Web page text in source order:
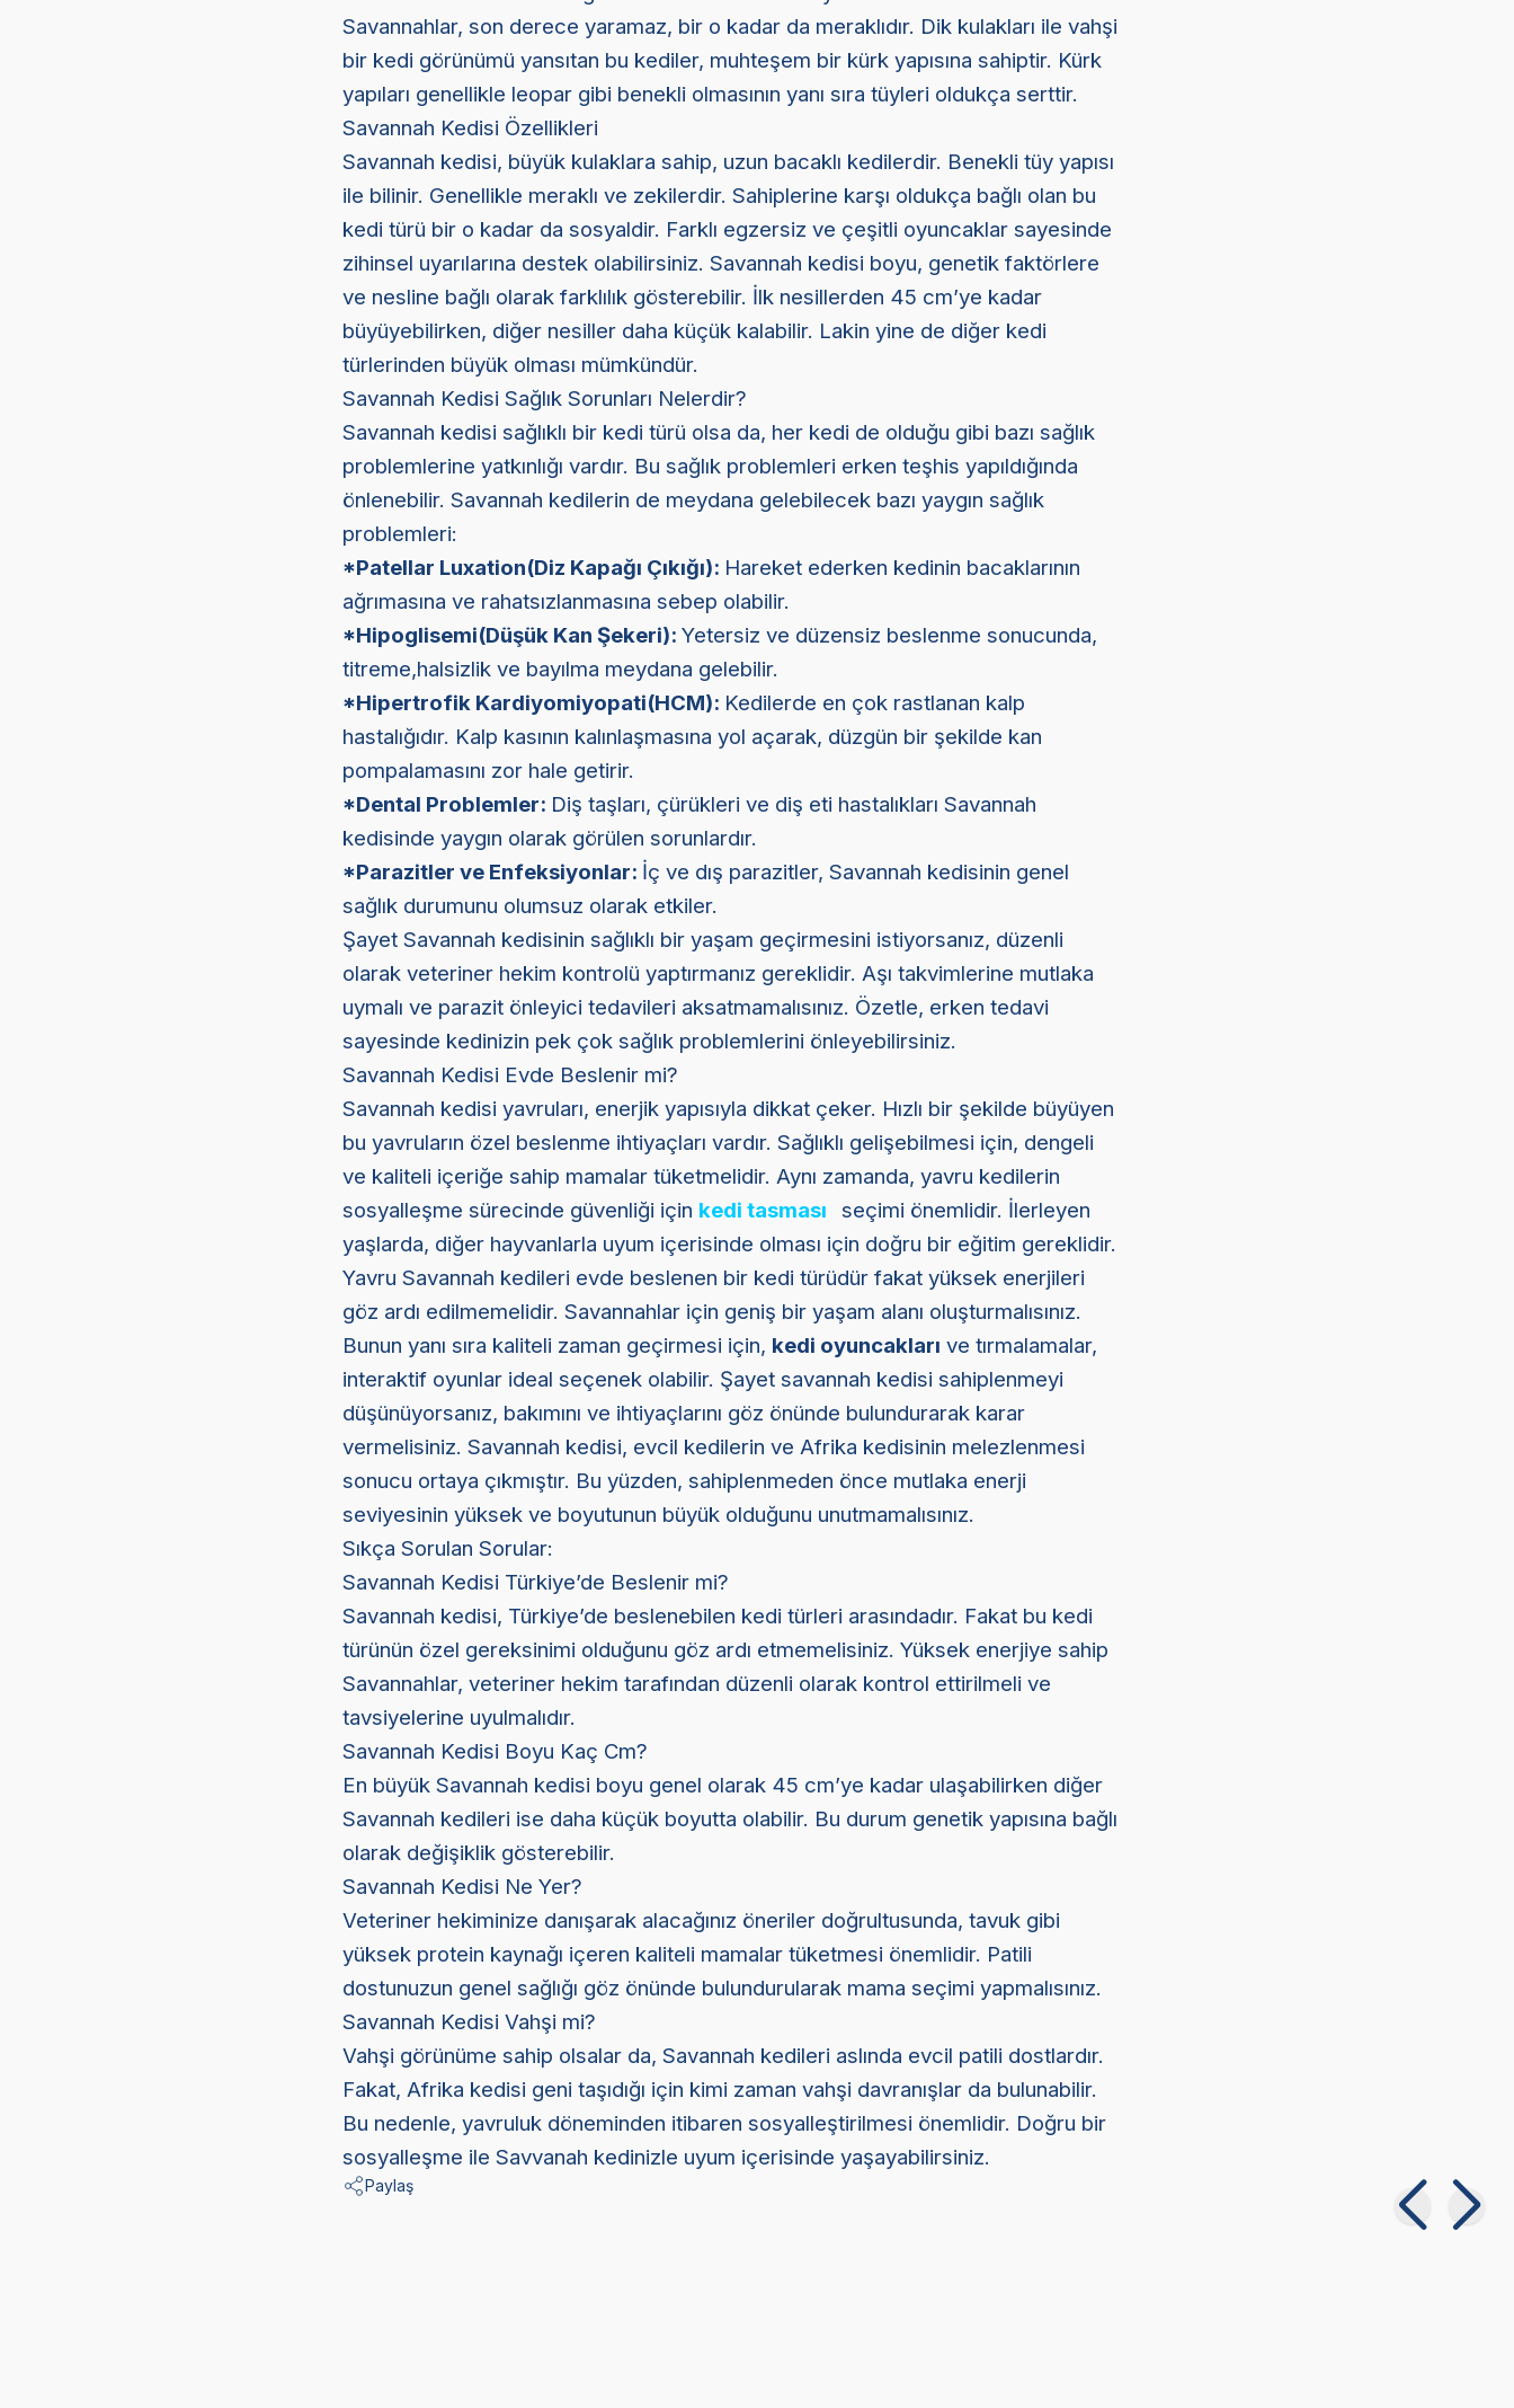
Savannahlar, son derece yaramaz, bir o kadar da meraklıdır. Dik kulakları ile vahşi
bir kedi görünümü yansıtan bu kediler, muhteşem bir kürk yapısına sahiptir. Kürk
yapıları genellikle leopar gibi benekli olmasının yanı sıra tüyleri oldukça serttir.
Savannah Kedisi Özellikleri
Savannah kedisi, büyük kulaklara sahip, uzun bacaklı kedilerdir. Benekli tüy yapısı
ile bilinir. Genellikle meraklı ve zekilerdir. Sahiplerine karşı oldukça bağlı olan bu
kedi türü bir o kadar da sosyaldir. Farklı egzersiz ve çeşitli oyuncaklar sayesinde
zihinsel uyarılarına destek olabilirsiniz. Savannah kedisi boyu, genetik faktörlere
ve nesline bağlı olarak farklılık gösterebilir. İlk nesillerden 45 cm’ye kadar
büyüyebilirken, diğer nesiller daha küçük kalabilir. Lakin yine de diğer kedi
türlerinden büyük olması mümkündür.
Savannah Kedisi Sağlık Sorunları Nelerdir?
Savannah kedisi sağlıklı bir kedi türü olsa da, her kedi de olduğu gibi bazı sağlık
problemlerine yatkınlığı vardır. Bu sağlık problemleri erken teşhis yapıldığında
önlenebilir. Savannah kedilerin de meydana gelebilecek bazı yaygın sağlık
problemleri:
*Patellar Luxation(Diz Kapağı Çıkığı): Hareket ederken kedinin bacaklarının
ağrımasına ve rahatsızlanmasına sebep olabilir.
*Hipoglisemi(Düşük Kan Şekeri): Yetersiz ve düzensiz beslenme sonucunda,
titreme,halsizlik ve bayılma meydana gelebilir.
*Hipertrofik Kardiyomiyopati(HCM): Kedilerde en çok rastlanan kalp
hastalığıdır. Kalp kasının kalınlaşmasına yol açarak, düzgün bir şekilde kan
pompalamasını zor hale getirir.
*Dental Problemler: Diş taşları, çürükleri ve diş eti hastalıkları Savannah
kedisinde yaygın olarak görülen sorunlardır.
*Parazitler ve Enfeksiyonlar: İç ve dış parazitler, Savannah kedisinin genel
sağlık durumunu olumsuz olarak etkiler.
Şayet Savannah kedisinin sağlıklı bir yaşam geçirmesini istiyorsanız, düzenli
olarak veteriner hekim kontrolü yaptırmanız gereklidir. Aşı takvimlerine mutlaka
uymalı ve parazit önleyici tedavileri aksatmamalısınız. Özetle, erken tedavi
sayesinde kedinizin pek çok sağlık problemlerini önleyebilirsiniz.
Savannah Kedisi Evde Beslenir mi?
Savannah kedisi yavruları, enerjik yapısıyla dikkat çeker. Hızlı bir şekilde büyüyen
bu yavruların özel beslenme ihtiyaçları vardır. Sağlıklı gelişebilmesi için, dengeli
ve kaliteli içeriğe sahip mamalar tüketmelidir. Aynı zamanda, yavru kedilerin
sosyalleşme sürecinde güvenliği için kedi tasması
seçimi önemlidir. İlerleyen
yaşlarda, diğer hayvanlarla uyum içerisinde olması için doğru bir eğitim gereklidir.
Yavru Savannah kedileri evde beslenen bir kedi türüdür fakat yüksek enerjileri
göz ardı edilmemelidir. Savannahlar için geniş bir yaşam alanı oluşturmalısınız.
Bunun yanı sıra kaliteli zaman geçirmesi için, kedi oyuncakları ve tırmalamalar,
interaktif oyunlar ideal seçenek olabilir. Şayet savannah kedisi sahiplenmeyi
düşünüyorsanız, bakımını ve ihtiyaçlarını göz önünde bulundurarak karar
vermelisiniz. Savannah kedisi, evcil kedilerin ve Afrika kedisinin melezlenmesi
sonucu ortaya çıkmıştır. Bu yüzden, sahiplenmeden önce mutlaka enerji
seviyesinin yüksek ve boyutunun büyük olduğunu unutmamalısınız.
Sıkça Sorulan Sorular:
Savannah Kedisi Türkiye’de Beslenir mi?
Savannah kedisi, Türkiye’de beslenebilen kedi türleri arasındadır. Fakat bu kedi
türünün özel gereksinimi olduğunu göz ardı etmemelisiniz. Yüksek enerjiye sahip
Savannahlar, veteriner hekim tarafından düzenli olarak kontrol ettirilmeli ve
tavsiyelerine uyulmalıdır.
Savannah Kedisi Boyu Kaç Cm?
En büyük Savannah kedisi boyu genel olarak 45 cm’ye kadar ulaşabilirken diğer
Savannah kedileri ise daha küçük boyutta olabilir. Bu durum genetik yapısına bağlı
olarak değişiklik gösterebilir.
Savannah Kedisi Ne Yer?
Veteriner hekiminize danışarak alacağınız öneriler doğrultusunda, tavuk gibi
yüksek protein kaynağı içeren kaliteli mamalar tüketmesi önemlidir. Patili
dostunuzun genel sağlığı göz önünde bulundurularak mama seçimi yapmalısınız.
Savannah Kedisi Vahşi mi?
Vahşi görünüme sahip olsalar da, Savannah kedileri aslında evcil patili dostlardır.
Fakat, Afrika kedisi geni taşıdığı için kimi zaman vahşi davranışlar da bulunabilir.
Bu nedenle, yavruluk döneminden itibaren sosyalleştirilmesi önemlidir. Doğru bir
sosyalleşme ile Savvanah kedinizle uyum içerisinde yaşayabilirsiniz.
Paylaş